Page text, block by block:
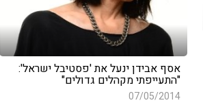
אסף אבידן ינעל את 'פסטיבל ישראל':
"התעייפתי מקהלים גדולים"
07/05/2014